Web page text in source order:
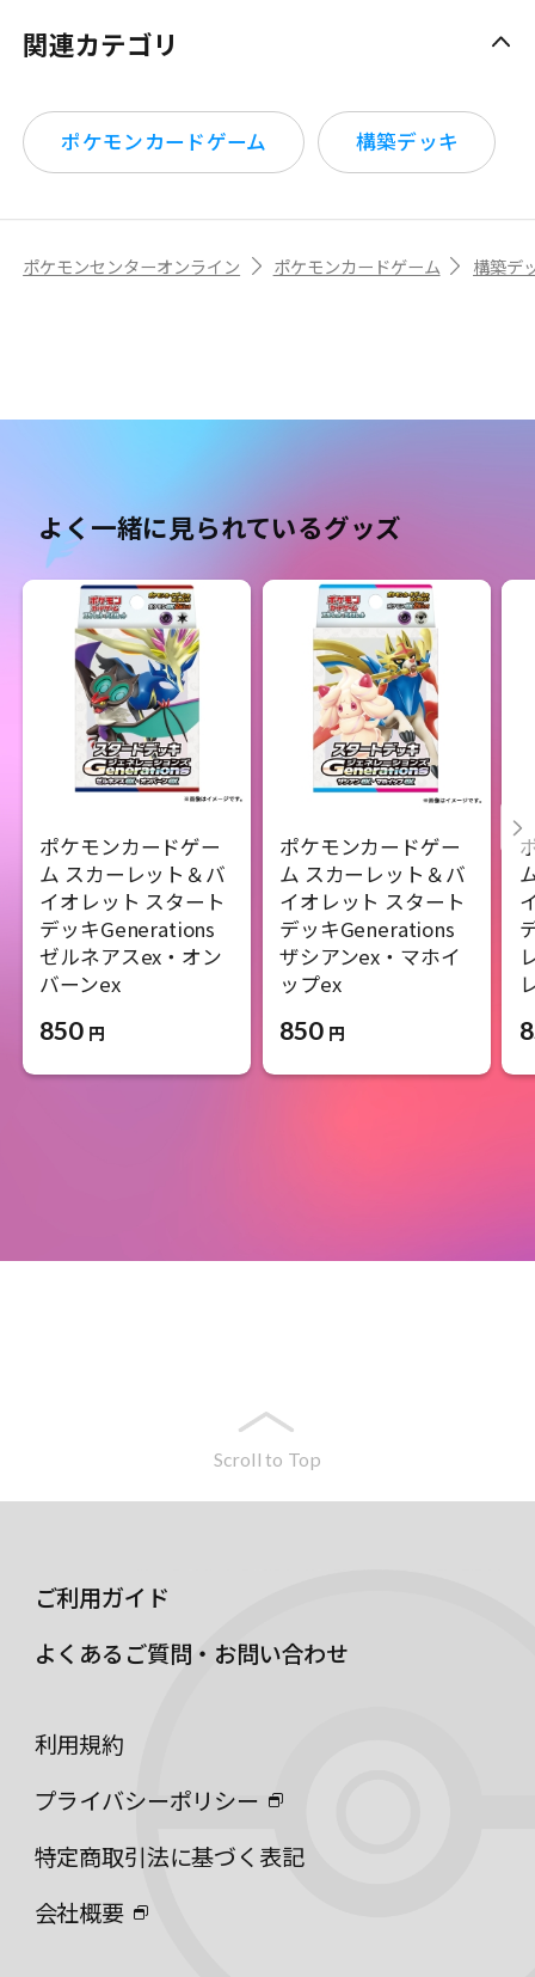
関連カテゴリ
ポケモンカードゲーム 構築デッキ
ポケモンセンターオンライン ポケモンカードゲーム 構築デ
よく一緒に見られているグッズ
ポケモンカードゲー
ム スカーレット＆バ
イオレット スタート
デッキGenerations
ゼルネアスex・オン
バーンex
850 円
ポケモンカードゲー
ム スカーレット＆バ
イオレット スタート
デッキGenerations
ザシアンex・マホイ
ップex
850 円
Scroll to Top
ご利用ガイド
よくあるご質問・お問い合わせ
利用規約
プライバシーポリシー
特定商取引法に基づく表記
会社概要